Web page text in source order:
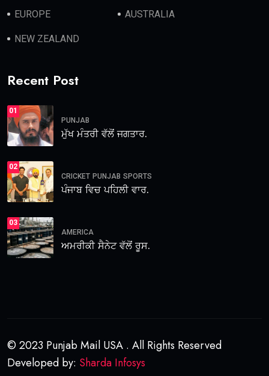
EUROPE AUSTRALIA
NEW ZEALAND
Recent Post
01
PUNJAB
ਮੁੱਖ ਮੰਤਰੀ ਵੱਲੋਂ ਜਗਤਾਰ.
02
CRICKET PUNJAB SPORTS
ਪੰਜਾਬ ਵਿਚ ਪਹਿਲੀ ਵਾਰ.
03
AMERICA
ਅਮਰੀਕੀ ਸੈਨੇਟ ਵੱਲੋਂ ਰੂਸ.
© 2023 Punjab Mail USA . All Rights Reserved
Developed by: Sharda Infosys